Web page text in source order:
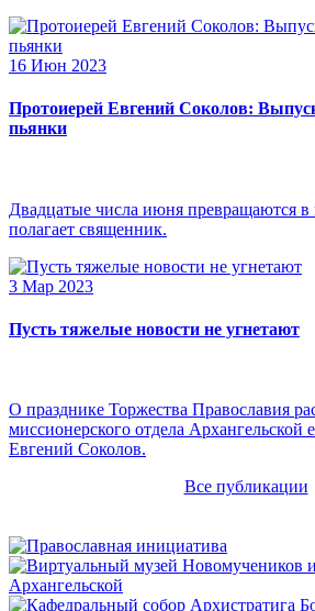
16 Июн 2023
Протоиерей Евгений Соколов:
пьянки
Двадцатые числа июня превращаются
полагает священник.
3 Мар 2023
Пусть тяжелые новости не угнетают
О празднике Торжества Православия
миссионерского отдела Архангельской
Евгений Соколов.
Все публикации